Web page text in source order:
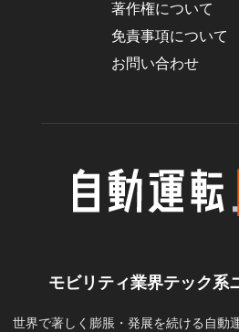
著作権について
免責事項について
お問い合わせ
モビリティ業界テック系
世界で著しく膨脹・発展を続ける自動